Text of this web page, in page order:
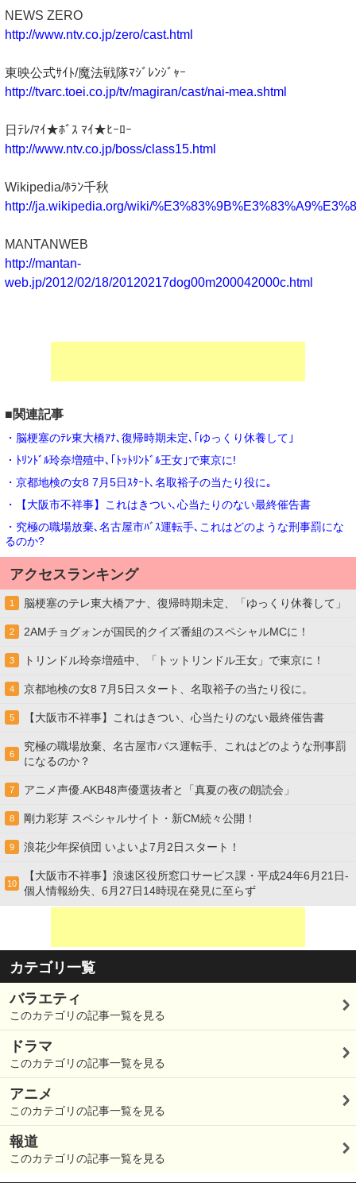
NEWS ZERO
http://www.ntv.co.jp/zero/cast.html
東映公式ｻｲﾄ/魔法戦隊ﾏｼﾞﾚﾝｼﾞｬｰ
http://tvarc.toei.co.jp/tv/magiran/cast/nai-mea.shtml
日ﾃﾚ/ﾏｲ★ﾎﾞｽ ﾏｲ★ﾋｰﾛｰ
http://www.ntv.co.jp/boss/class15.html
Wikipedia/ﾎﾗﾝ千秋
http://ja.wikipedia.org/wiki/
MANTANWEB
http://mantan-
web.jp/2012/02/18/20120217dog00m200042000c.html
■関連記事
・脳梗塞のﾃﾚ東大橋ｱﾅ､復帰時期未定､｢ゆっくり休養して｣
・ﾄﾘﾝﾄﾞﾙ玲奈増殖中､｢ﾄｯﾄﾘﾝﾄﾞﾙ王女｣で東京に!
・京都地検の女8 7月5日ｽﾀｰﾄ､名取裕子の当たり役に｡
・【大阪市不祥事】これはきつい､心当たりのない最終催告書
・究極の職場放棄､名古屋市ﾊﾞｽ運転手､これはどのような刑事罰にな
るのか?
アクセスランキング
1 脳梗塞のテレ東大橋アナ、復帰時期未定、「ゆっくり休養して」
2 2AMチョグォンが国民的クイズ番組のスペシャルMCに！
3 トリンドル玲奈増殖中、「トットリンドル王女」で東京に！
4 京都地検の女8 7月5日スタート、名取裕子の当たり役に。
5 【大阪市不祥事】これはきつい、心当たりのない最終催告書
6
究極の職場放棄、名古屋市バス運転手、これはどのような刑事罰
になるのか？
7 アニメ声優.AKB48声優選抜者と「真夏の夜の朗読会」
8 剛力彩芽 スペシャルサイト・新CM続々公開！
9 浪花少年探偵団 いよいよ7月2日スタート！
10
【大阪市不祥事】浪速区役所窓口サービス課・平成24年6月21日-
個人情報紛失、6月27日14時現在発見に至らず
カテゴリ一覧
バラエティ
このカテゴリの記事一覧を見る
ドラマ
このカテゴリの記事一覧を見る
アニメ
このカテゴリの記事一覧を見る
報道
このカテゴリの記事一覧を見る